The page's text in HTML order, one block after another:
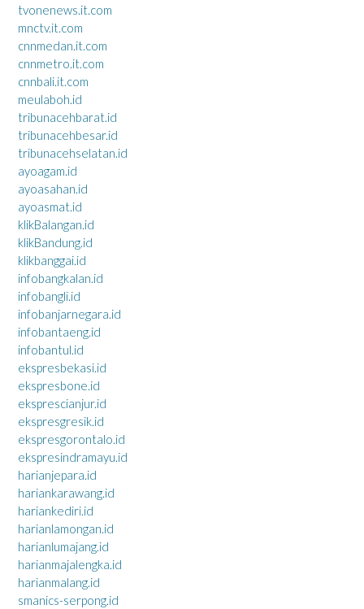
tvonenews.it.com
mnctv.it.com
cnnmedan.it.com
cnnmetro.it.com
cnnbali.it.com
meulaboh.id
tribunacehbarat.id
tribunacehbesar.id
tribunacehselatan.id
ayoagam.id
ayoasahan.id
ayoasmat.id
klikBalangan.id
klikBandung.id
klikbanggai.id
infobangkalan.id
infobangli.id
infobanjarnegara.id
infobantaeng.id
infobantul.id
ekspresbekasi.id
ekspresbone.id
eksprescianjur.id
ekspresgresik.id
ekspresgorontalo.id
ekspresindramayu.id
harianjepara.id
hariankarawang.id
hariankediri.id
harianlamongan.id
harianlumajang.id
harianmajalengka.id
harianmalang.id
smanics-serpong.id